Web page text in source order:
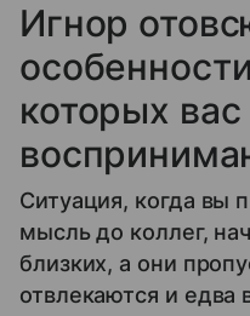
Игнор
которых вас
Ситуация, когда вы
мысль до коллег,
близких, а они
отвлекаются и едва